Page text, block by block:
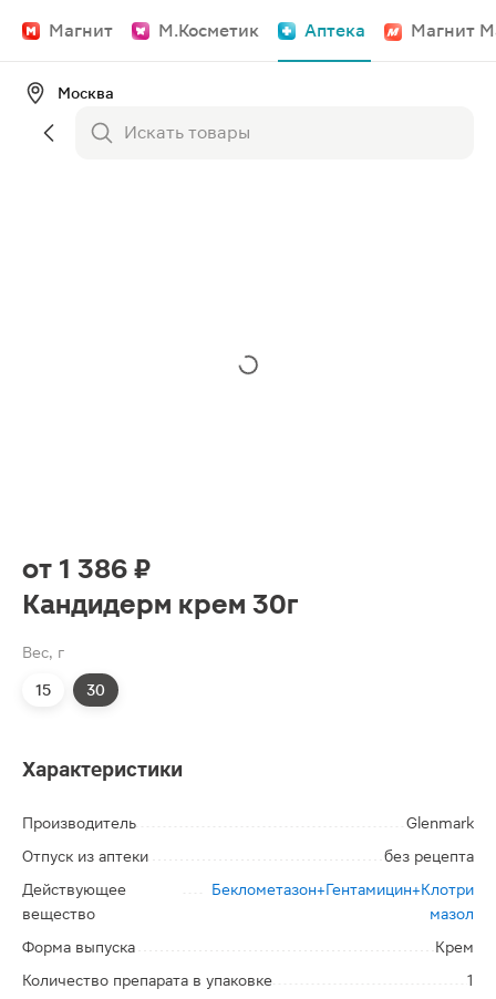
Магнит М.Косметик Аптека Магнит
Москва
от 1 386 ₽
Кандидерм крем 30г
Вес, г
15 30
Характеристики
Производитель
Glenmark
Отпуск из аптеки
без рецепта
Действующее
вещество
Беклометазон+Гентамицин+Клотри
мазол
Форма выпуска
Крем
Количество препарата в упаковке
1